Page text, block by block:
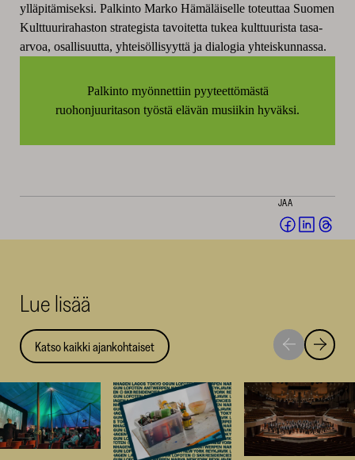
ylläpitämiseksi. Palkinto Marko Hämäläiselle toteuttaa Suomen
Kulttuurirahaston strategista tavoitetta tukea kulttuurista tasa-
arvoa, osallisuutta, yhteisöllisyyttä ja dialogia yhteiskunnassa.
Palkinto myönnettiin pyyteettömästä
ruohonjuuritason työstä elävän musiikin hyväksi.
JAA
Jaa Jaa
Lue lisää
Katso kaikki ajankohtaiset
Siirry
seuraavaan
Siirry